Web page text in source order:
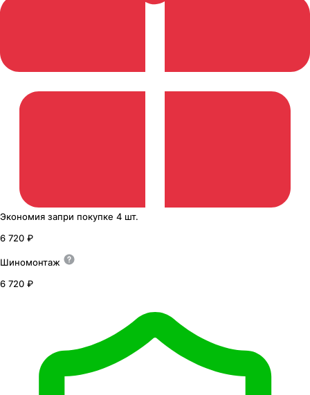
Экономия запри покупке 4 шт.
6 720 ₽
Шиномонтаж
6 720 ₽